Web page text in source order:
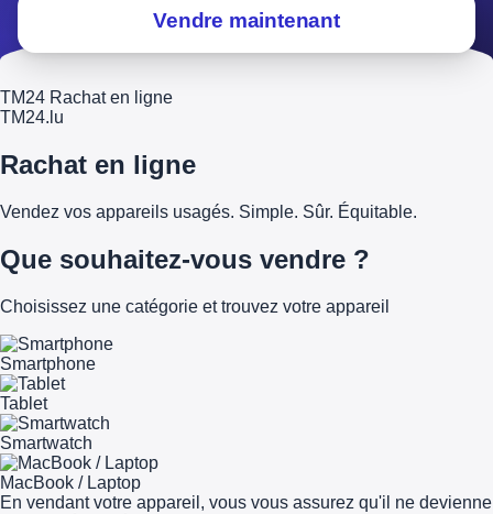
Vendre maintenant
TM24 Rachat en ligne
TM24.lu
Rachat en ligne
Vendez vos appareils usagés. Simple. Sûr. Équitable.
Que souhaitez-vous vendre ?
Choisissez une catégorie et trouvez votre appareil
Smartphone
Tablet
Smartwatch
MacBook / Laptop
En vendant votre appareil, vous vous assurez qu'il ne devienne